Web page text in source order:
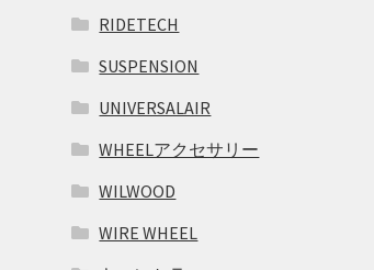
RIDETECH
SUSPENSION
UNIVERSALAIR
WHEELアクセサリー
WILWOOD
WIRE WHEEL